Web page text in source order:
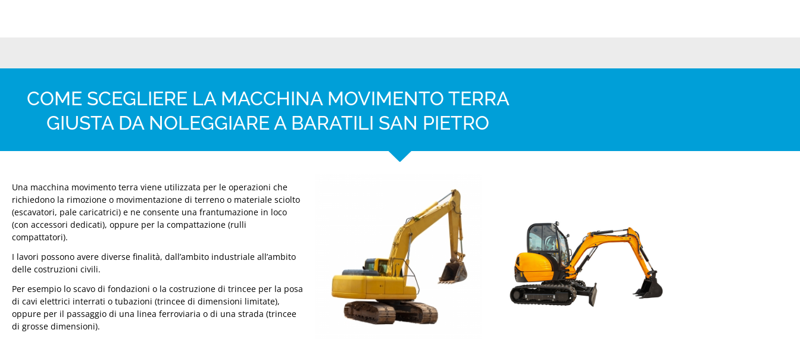
COME SCEGLIERE LA MACCHINA MOVIMENTO TERRA
GIUSTA DA NOLEGGIARE A BARATILI SAN PIETRO
Una macchina movimento terra viene utilizzata per le operazioni che
richiedono la rimozione o movimentazione di terreno o materiale sciolto
(escavatori, pale caricatrici) e ne consente una frantumazione in loco
(con accessori dedicati), oppure per la compattazione (rulli
compattatori).
I lavori possono avere diverse finalità, dall’ambito industriale all’ambito
delle costruzioni civili.
Per esempio lo scavo di fondazioni o la costruzione di trincee per la posa
di cavi elettrici interrati o tubazioni (trincee di dimensioni limitate),
oppure per il passaggio di una linea ferroviaria o di una strada (trincee
di grosse dimensioni).